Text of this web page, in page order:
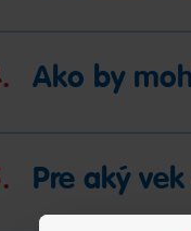
Ako by
Pre aký